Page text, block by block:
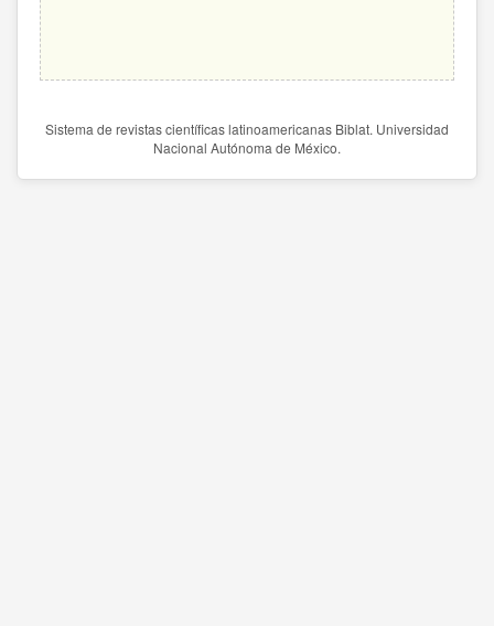
Sistema de revistas científicas latinoamericanas Biblat. Universidad
Nacional Autónoma de México.